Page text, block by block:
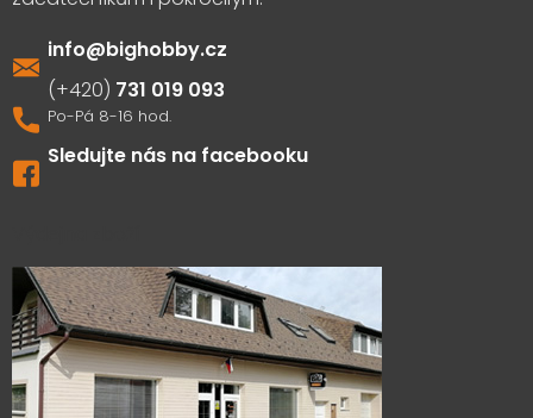
info@bighobby.cz
731 019 093
Sledujte nás na facebooku